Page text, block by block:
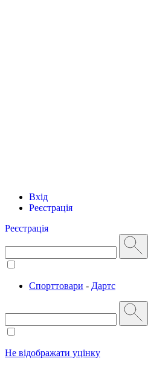
Вхід
Реєстрація
Реєстрація
Спорттовари - Дартс
Не відображати уцінку